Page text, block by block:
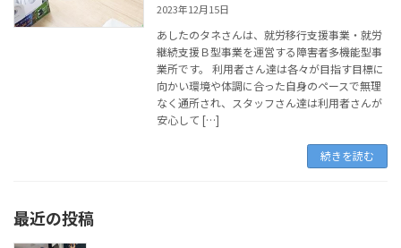
2023年12月15日
あしたのタネさんは、就労移行支援事業・就労
継続支援Ｂ型事業を運営する障害者多機能型事
業所です。 利用者さん達は各々が目指す目標に
向かい環境や体調に合った自身のペースで無理
なく通所され、スタッフさん達は利用者さんが
安心して […]
続きを読む
最近の投稿